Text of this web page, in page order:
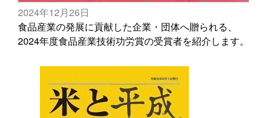
2024年12月26日
食品産業の発展に貢献した企業・団体へ贈られる、
2024年度食品産業技術功労賞の受賞者を紹介します。